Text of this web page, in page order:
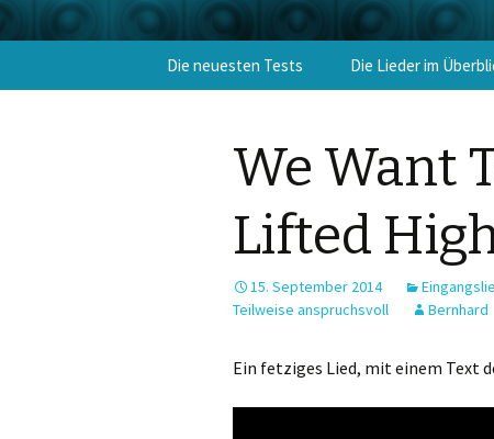
Die neuesten Tests Die Lieder im
Kyrie/Bußakt
Gloria
Antwortgesang
Halleluja
Glaubensbekenntnis
Fürbitten
We Want
Lifted
15. September 2014
Teilweise anspruchsvoll
Bernhard
Ein fetziges Lied, mit einem Text